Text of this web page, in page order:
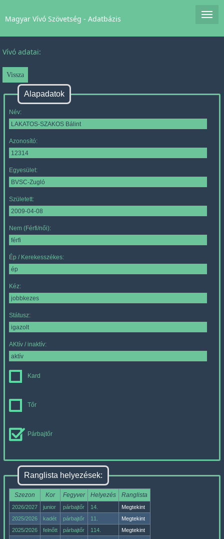
Magyar Vívó Szövetség - Adatbázis
Vívó adatai:
Alapadatok
Név:
Azonosító:
Egyesület:
Született:
Nem (Férfi/női):
Ép / Kerekesszékes:
Kéz:
Státusz:
AKtív / inaktív:
Kard
Tőr
Párbajtőr
Ranglista helyezések:
Szezon Kor Fegyver Helyezés Ranglista
2026/2027 junior párbajtőr 14.
Megtekint
2025/2026
kadét párbajtőr 11.
Megtekint
2025/2026
felnőtt párbajtőr 114.
Megtekint